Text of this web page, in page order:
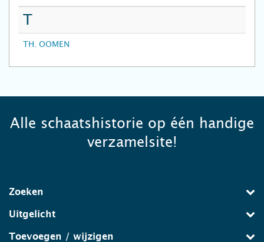
T
TH. OOMEN
Alle schaatshistorie op één handige
verzamelsite!
Zoeken
Uitgelicht
Toevoegen / wijzigen